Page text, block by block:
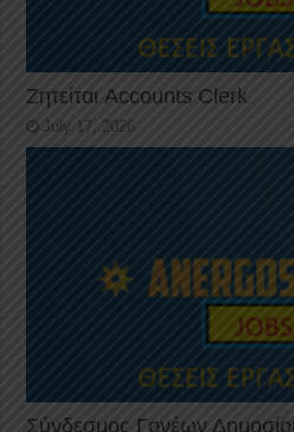
Ζητείται Accounts Clerk
July 17, 2026
Σύνδεσμος Γονέων